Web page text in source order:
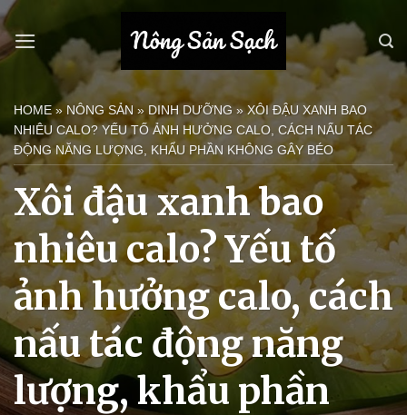
Bỏ
qua
nội
HOME» NÔNG SẢN » DINH DƯỠNG»XÔI ĐẬU XANH BAO
NHIÊU CALO? YẾU TỐ ẢNH HƯỞNG CALO, CÁCH NẤU TÁC
ĐỘNG NĂNG LƯỢNG, KHẨU PHẦN KHÔNG GÂY BÉO
Xôi đậu xanh bao
nhiêu calo? Yếu tố
ảnh hưởng calo, cách
nấu tác động năng
lượng, khẩu phần